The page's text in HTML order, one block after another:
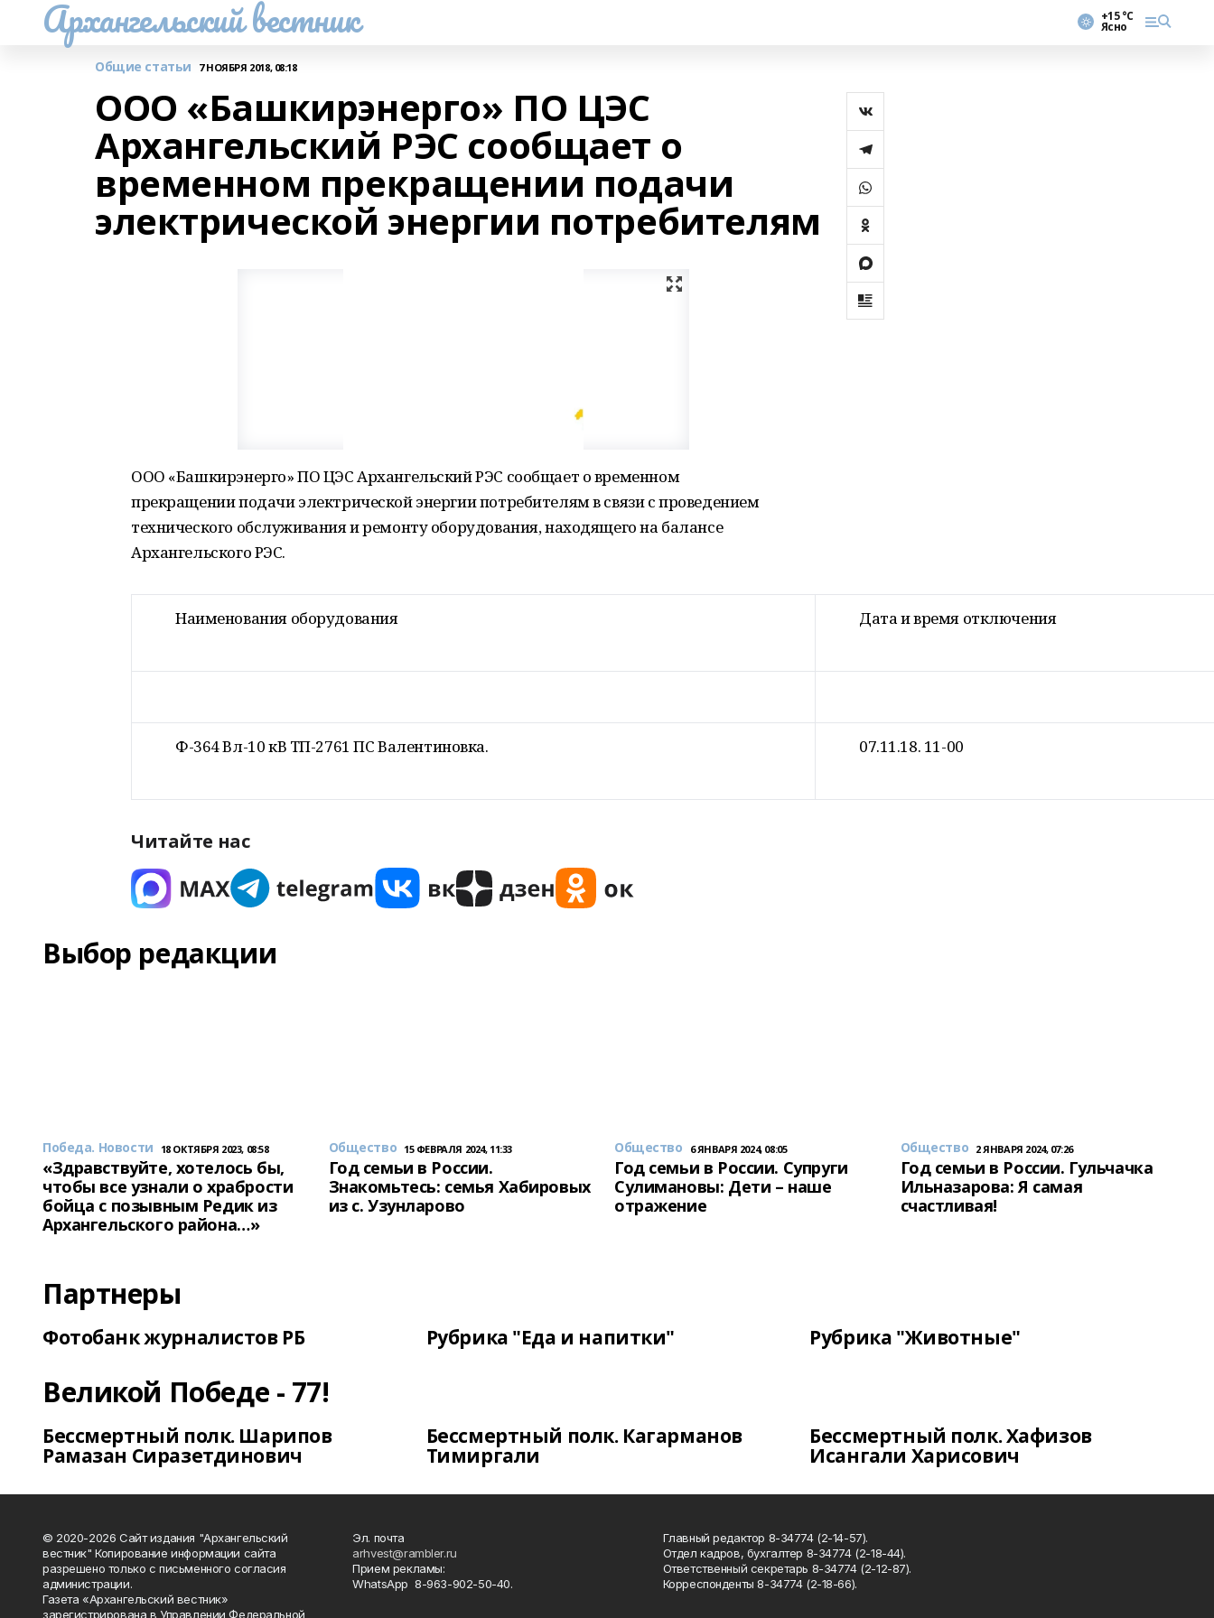
Архангельский вестник +15 °С
Ясно
Общие статьи 7 НОЯБРЯ 2018, 08:18
ООО «Башкирэнерго» ПО ЦЭС
Архангельский РЭС сообщает о
временном прекращении подачи
электрической энергии потребителям
ООО «Башкирэнерго» ПО ЦЭС Архангельский РЭС сообщает о временном
прекращении подачи электрической энергии потребителям в связи с проведением
технического обслуживания и ремонту оборудования, находящего на балансе
Архангельского РЭС.
Наименования оборудования Дата и время отключения
Ф-364 Вл-10 кВ ТП-2761 ПС Валентиновка. 07.11.18. 11-00
Читайте нас
Выбор редакции
Победа. Новости 18 ОКТЯБРЯ 2023, 08:58
«Здравствуйте, хотелось бы,
чтобы все узнали о храбрости
бойца с позывным Редик из
Архангельского района…»
Общество 15 ФЕВРАЛЯ 2024, 11:33
Год семьи в России.
Знакомьтесь: семья Хабировых
из с. Узунларово
Общество 6 ЯНВАРЯ 2024, 08:05
Год семьи в России. Супруги
Сулимановы: Дети – наше
отражение
Общество 2 ЯНВАРЯ 2024, 07:26
Год семьи в России. Гульчачка
Ильназарова: Я самая
счастливая!
Партнеры
Фотобанк журналистов РБ Рубрика "Еда и напитки" Рубрика "Животные"
Великой Победе - 77!
Бессмертный полк. Шарипов
Рамазан Сиразетдинович
Бессмертный полк. Кагарманов
Тимиргали
Бессмертный полк. Хафизов
Исангали Харисович
© 2020-2026 Сайт издания "Архангельский
вестник" Копирование информации сайта
разрешено только с письменного согласия
администрации.
Газета «Архангельский вестник»
зарегистрирована в Управлении Федеральной
Эл. почта
arhvest@rambler.ru
Прием рекламы:
WhatsApp 8-963-902-50-40.
Главный редактор 8-34774 (2-14-57).
Отдел кадров, бухгалтер 8-34774 (2-18-44).
Ответственный секретарь 8-34774 (2-12-87).
Корреспонденты 8-34774 (2-18-66).